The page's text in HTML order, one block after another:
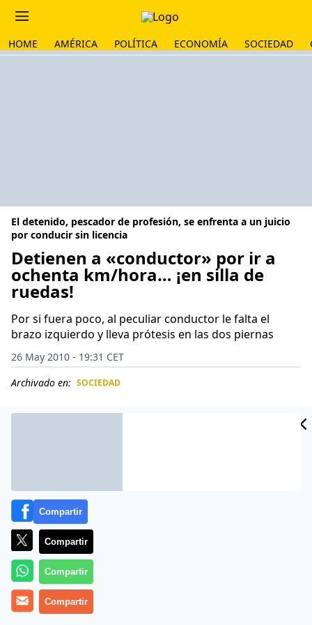
HOME AMÉRICA POLÍTICA ECONOMÍA SOCIEDAD
El detenido, pescador de profesión, se enfrenta a un juicio
por conducir sin licencia
Detienen a «conductor» por ir a
ochenta km/hora… ¡en silla de
ruedas!
Por si fuera poco, al peculiar conductor le falta el
brazo izquierdo y lleva prótesis en las dos piernas
26 May 2010 - 19:31 CET
Archivado en: SOCIEDAD
Increíble, pero cierto. Un pescador brasileño acaba de
Compartir
Compartir
Compartir
Compartir